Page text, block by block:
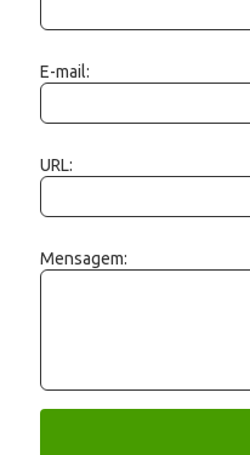
E-mail:
URL:
Mensagem: